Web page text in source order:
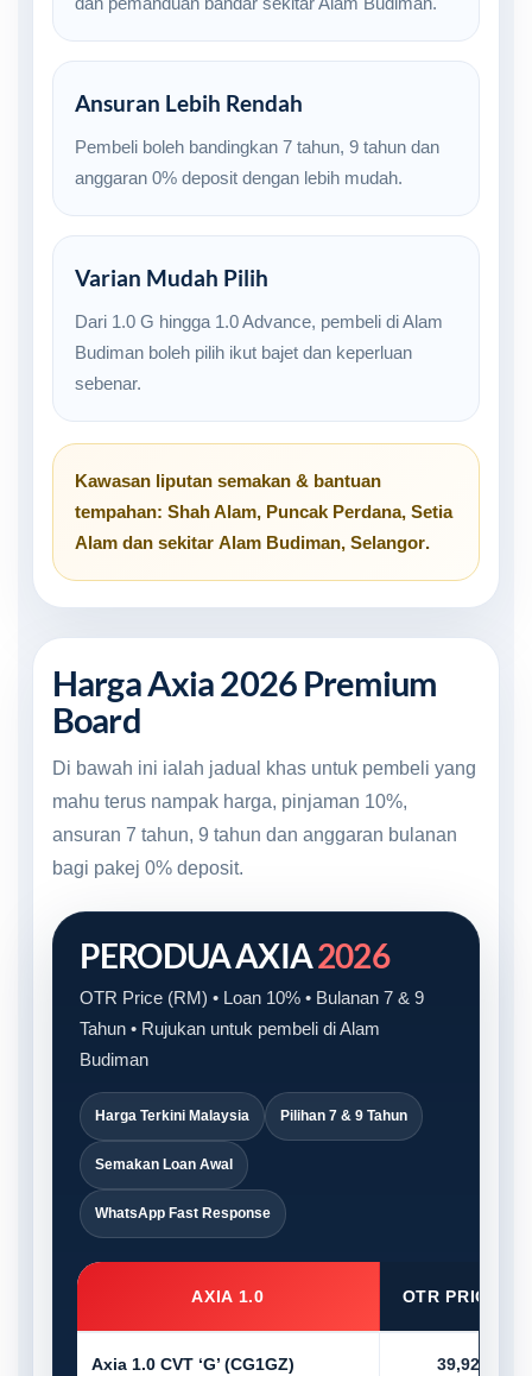
Ansuran Lebih Rendah
Pembeli boleh bandingkan 7 tahun, 9 tahun dan
anggaran 0% deposit dengan lebih mudah.
Varian Mudah Pilih
Dari 1.0 G hingga 1.0 Advance, pembeli di Alam
Budiman boleh pilih ikut bajet dan keperluan
sebenar.
Kawasan liputan semakan & bantuan
tempahan: Shah Alam, Puncak Perdana, Setia
Alam dan sekitar Alam Budiman, Selangor.
Harga Axia 2026 Premium
Board
Di bawah ini ialah jadual khas untuk pembeli yang
mahu terus nampak harga, pinjaman 10%,
ansuran 7 tahun, 9 tahun dan anggaran bulanan
bagi pakej 0% deposit.
PERODUA AXIA2026
OTR Price (RM) • Loan 10% • Bulanan 7 & 9
Tahun • Rujukan untuk pembeli di Alam
Budiman
Harga Terkini Malaysia Pilihan 7 & 9 Tahun
Semakan Loan Awal
WhatsApp Fast Response
AXIA 1.0 OTR PRICE
Axia 1.0 CVT ‘G’ (CG1GZ) 39,920.00